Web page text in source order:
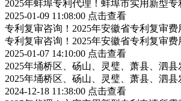
2025年蚌埠专利代理！蚌埠市实用新型
2025-01-09 11:08:00 点击查看
专利复审咨询！2025年安徽省专利复审
专利复审咨询！2025年安徽省专利复审
2025-01-07 14:10:00 点击查看
2025年埇桥区、砀山、灵璧、萧县、泗
2025年埇桥区、砀山、灵璧、萧县、泗
2024-12-18 11:38:00 点击查看